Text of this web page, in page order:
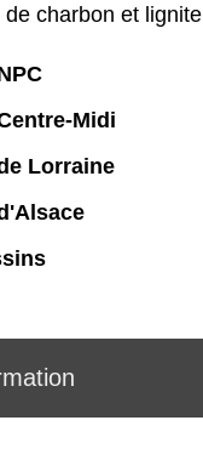
charbon et lignite
Midi
Lorraine